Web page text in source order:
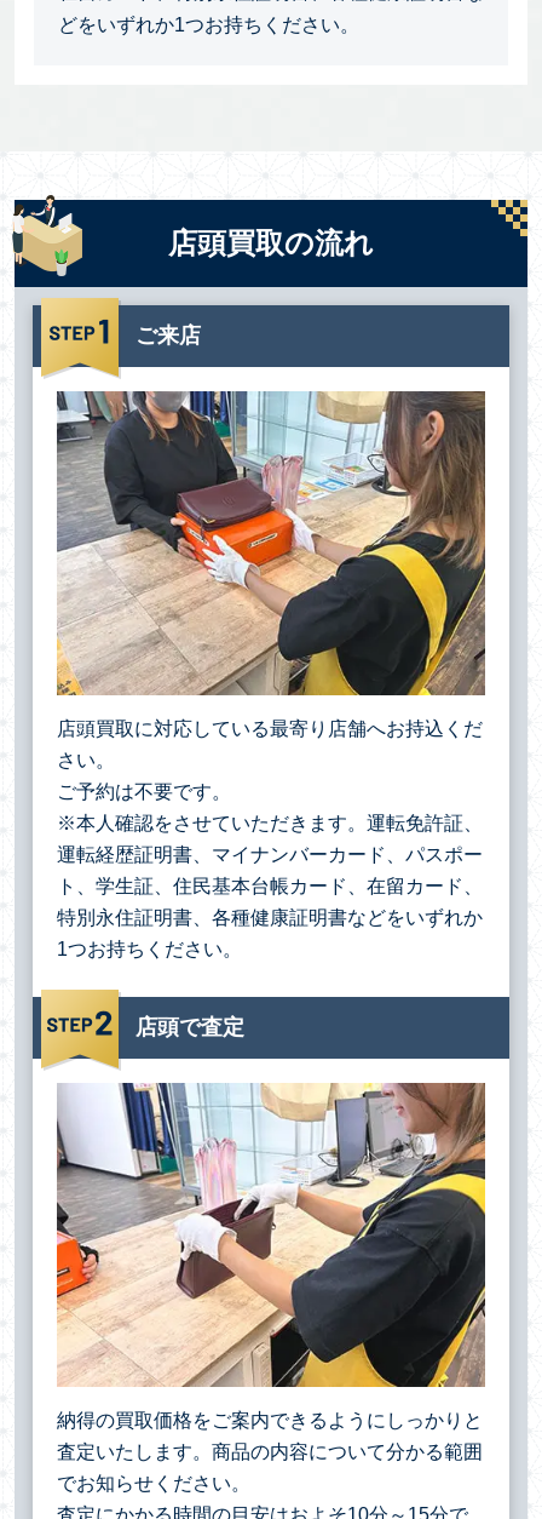
どをいずれか1つお持ちください。
店頭買取の流れ
ご来店
店頭買取に対応している最寄り店舗へお持込くだ
さい。
ご予約は不要です。
※本人確認をさせていただきます。運転免許証、
運転経歴証明書、マイナンバーカード、パスポー
ト、学生証、住民基本台帳カード、在留カード、
特別永住証明書、各種健康証明書などをいずれか
1つお持ちください。
店頭で査定
納得の買取価格をご案内できるようにしっかりと
査定いたします。商品の内容について分かる範囲
でお知らせください。